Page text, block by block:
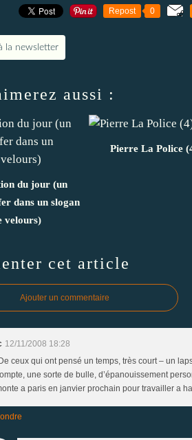
Repost 0
la newsletter
aussi :
du jour (un
dans un slogan
velours)
Pierre La Police
cet article
Ajouter un commentaire
12/11/2008 18:28
ceux qui ont pensé un temps, très court – un
une sorte de bulle, d’épanouissement
a paris en janvier prochain pour travailler a